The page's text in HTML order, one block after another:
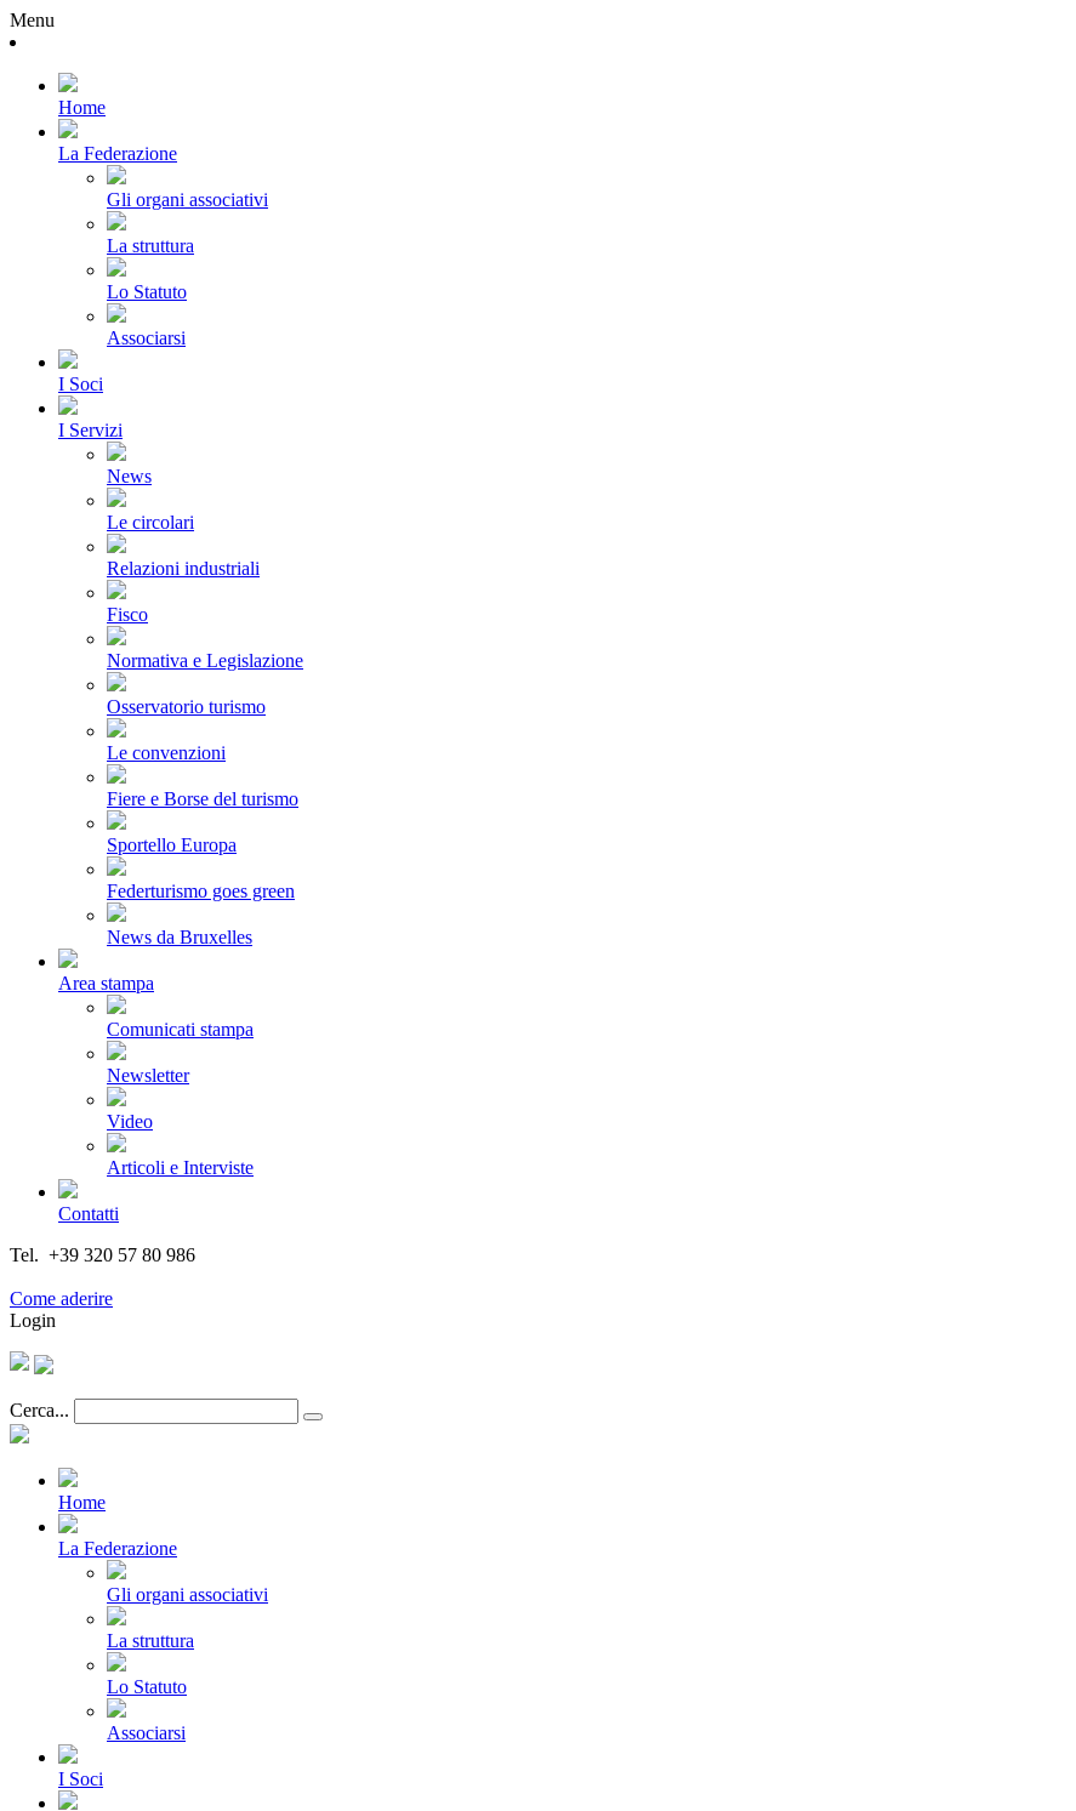
Menu
Home
La Federazione
Gli organi associativi
La struttura
Lo Statuto
Associarsi
I Soci
I Servizi
News
Le circolari
Relazioni industriali
Fisco
Normativa e Legislazione
Osservatorio turismo
Le convenzioni
Fiere e Borse del turismo
Sportello Europa
Federturismo goes green
News da Bruxelles
Area stampa
Comunicati stampa
Newsletter
Video
Articoli e Interviste
Contatti
Tel. +39 320 57 80 986
Come aderire
Login
Cerca...
Home
La Federazione
Gli organi associativi
La struttura
Lo Statuto
Associarsi
I Soci